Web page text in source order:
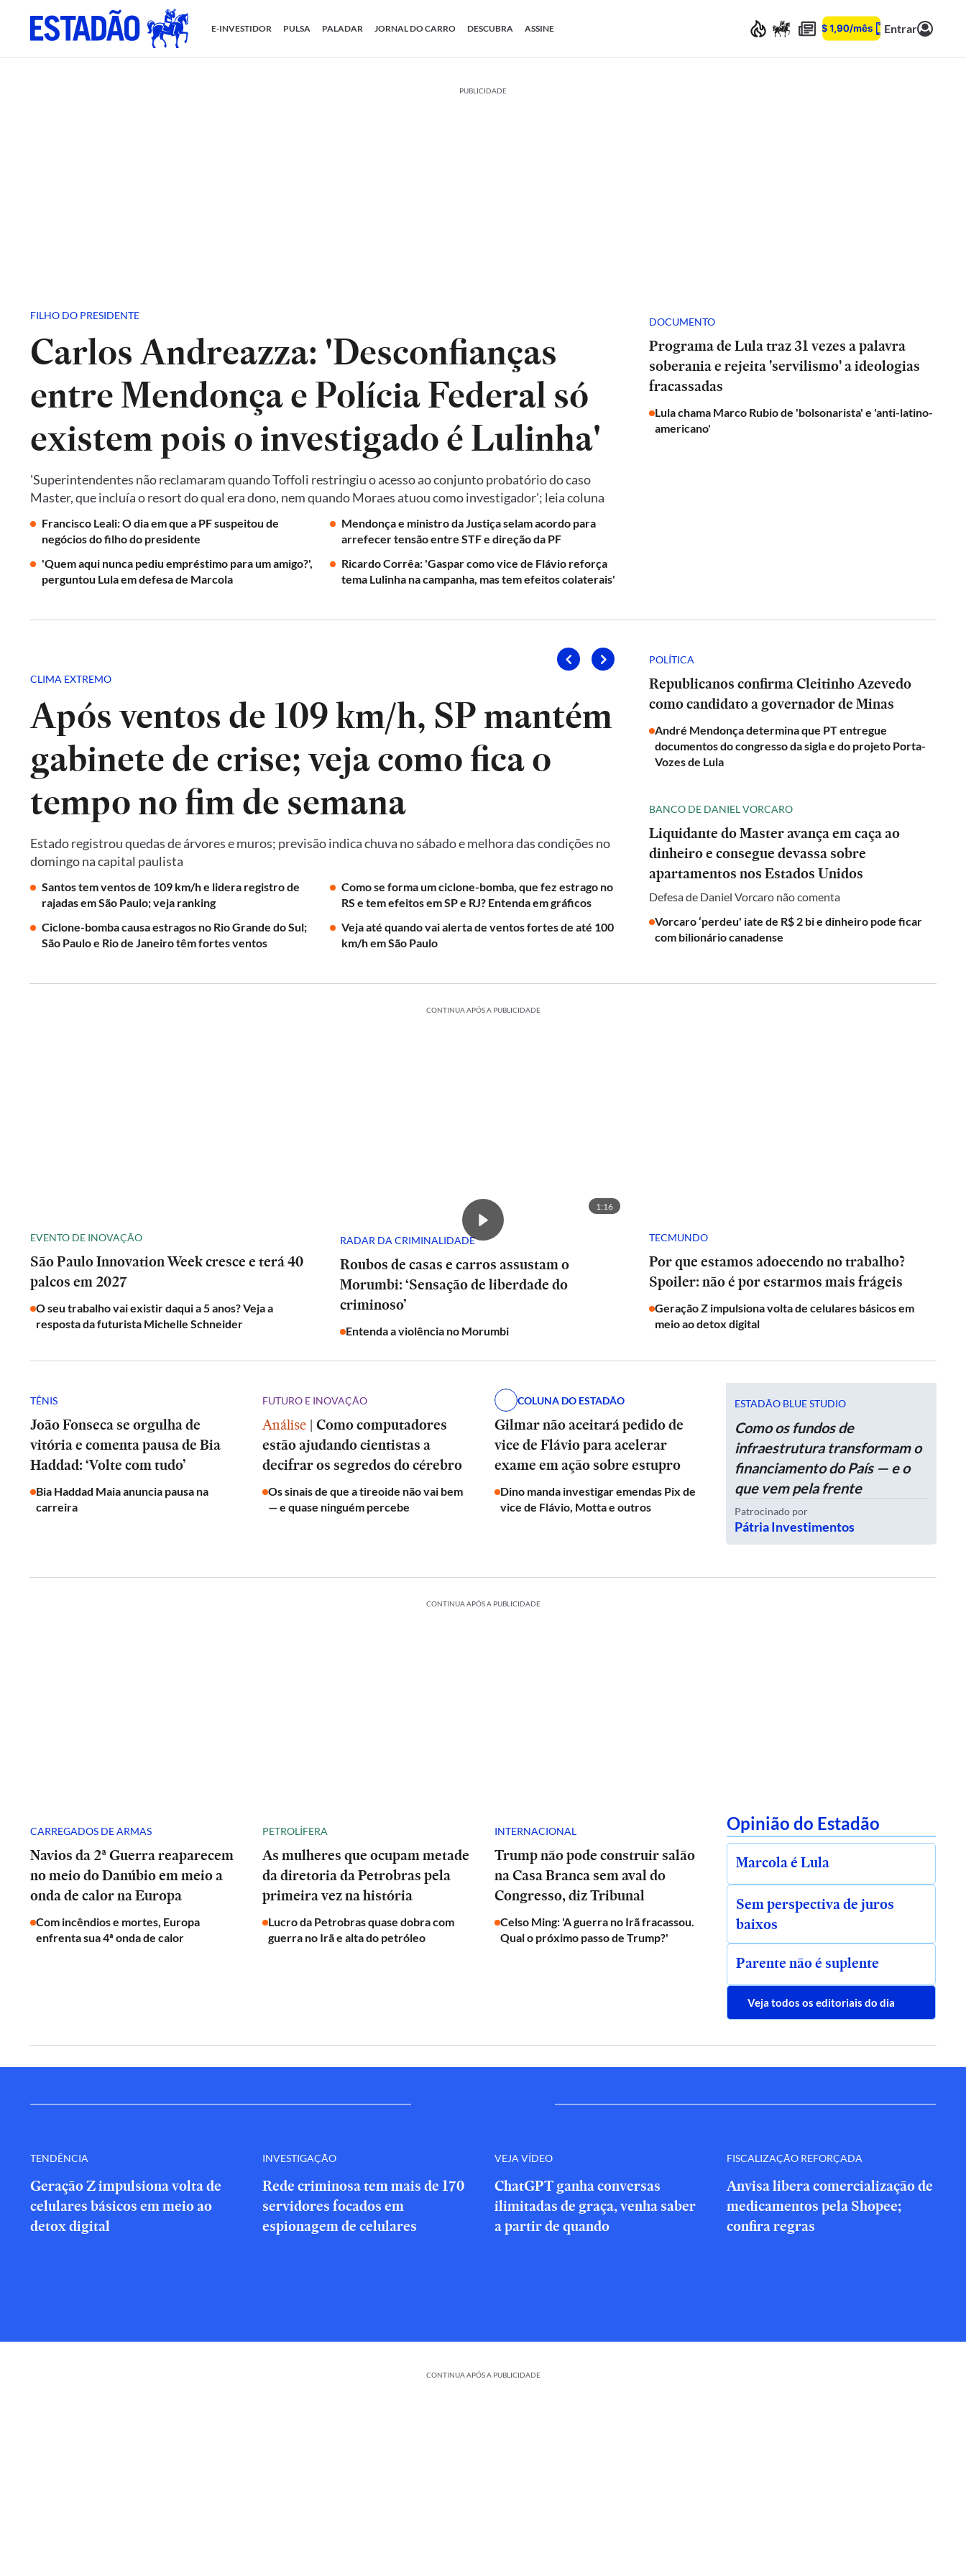
E-INVESTIDOR PULSA PALADAR JORNAL DO CARRO DESCUBRA ASSINE Entrar
PUBLICIDADE
FILHO DO PRESIDENTE
Carlos Andreazza: 'Desconfianças
entre Mendonça e Polícia Federal só
existem pois o investigado é Lulinha'
'Superintendentes não reclamaram quando Toffoli restringiu o acesso ao conjunto probatório do caso
Master, que incluía o resort do qual era dono, nem quando Moraes atuou como investigador'; leia coluna
Francisco Leali: O dia em que a PF suspeitou de
negócios do filho do presidente
Mendonça e ministro da Justiça selam acordo para
arrefecer tensão entre STF e direção da PF
'Quem aqui nunca pediu empréstimo para um amigo?',
perguntou Lula em defesa de Marcola
Ricardo Corrêa: 'Gaspar como vice de Flávio reforça
tema Lulinha na campanha, mas tem efeitos colaterais'
DOCUMENTO
Programa de Lula traz 31 vezes a palavra
soberania e rejeita 'servilismo' a ideologias
fracassadas
Lula chama Marco Rubio de 'bolsonarista' e 'anti-latino-
americano'
CLIMA EXTREMO
Após ventos de 109 km/h, SP mantém
gabinete de crise; veja como fica o
tempo no fim de semana
Estado registrou quedas de árvores e muros; previsão indica chuva no sábado e melhora das condições no
domingo na capital paulista
Santos tem ventos de 109 km/h e lidera registro de
rajadas em São Paulo; veja ranking
Como se forma um ciclone-bomba, que fez estrago no
RS e tem efeitos em SP e RJ? Entenda em gráficos
Ciclone-bomba causa estragos no Rio Grande do Sul;
São Paulo e Rio de Janeiro têm fortes ventos
Veja até quando vai alerta de ventos fortes de até 100
km/h em São Paulo
POLÍTICA
Republicanos confirma Cleitinho Azevedo
como candidato a governador de Minas
André Mendonça determina que PT entregue
documentos do congresso da sigla e do projeto Porta-
Vozes de Lula
BANCO DE DANIEL VORCARO
Liquidante do Master avança em caça ao
dinheiro e consegue devassa sobre
apartamentos nos Estados Unidos
Defesa de Daniel Vorcaro não comenta
Vorcaro ‘perdeu' iate de R$ 2 bi e dinheiro pode ficar
com bilionário canadense
CONTINUA APÓS A PUBLICIDADE
EVENTO DE INOVAÇÃO
São Paulo Innovation Week cresce e terá 40
palcos em 2027
O seu trabalho vai existir daqui a 5 anos? Veja a
resposta da futurista Michelle Schneider
1:16
RADAR DA CRIMINALIDADE
Roubos de casas e carros assustam o
Morumbi: ‘Sensação de liberdade do
criminoso’
Entenda a violência no Morumbi
TECMUNDO
Por que estamos adoecendo no trabalho?
Spoiler: não é por estarmos mais frágeis
Geração Z impulsiona volta de celulares básicos em
meio ao detox digital
TÊNIS
João Fonseca se orgulha de
vitória e comenta pausa de Bia
Haddad: ‘Volte com tudo’
Bia Haddad Maia anuncia pausa na
carreira
FUTURO E INOVAÇÃO
Análise | Como computadores
estão ajudando cientistas a
decifrar os segredos do cérebro
Os sinais de que a tireoide não vai bem
— e quase ninguém percebe
COLUNA DO ESTADÃO
Gilmar não aceitará pedido de
vice de Flávio para acelerar
exame em ação sobre estupro
Dino manda investigar emendas Pix de
vice de Flávio, Motta e outros
ESTADÃO BLUE STUDIO
Como os fundos de
infraestrutura transformam o
financiamento do País — e o
que vem pela frente
Patrocinado por
Pátria Investimentos
CONTINUA APÓS A PUBLICIDADE
CARREGADOS DE ARMAS
Navios da 2ª Guerra reaparecem
no meio do Danúbio em meio a
onda de calor na Europa
Com incêndios e mortes, Europa
enfrenta sua 4ª onda de calor
PETROLÍFERA
As mulheres que ocupam metade
da diretoria da Petrobras pela
primeira vez na história
Lucro da Petrobras quase dobra com
guerra no Irã e alta do petróleo
INTERNACIONAL
Trump não pode construir salão
na Casa Branca sem aval do
Congresso, diz Tribunal
Celso Ming: 'A guerra no Irã fracassou.
Qual o próximo passo de Trump?'
Opinião do Estadão
Marcola é Lula
Sem perspectiva de juros
baixos
Parente não é suplente
Veja todos os editoriais do dia
TENDÊNCIA
Geração Z impulsiona volta de
celulares básicos em meio ao
detox digital
INVESTIGAÇÃO
Rede criminosa tem mais de 170
servidores focados em
espionagem de celulares
VEJA VÍDEO
ChatGPT ganha conversas
ilimitadas de graça, venha saber
a partir de quando
FISCALIZAÇÃO REFORÇADA
Anvisa libera comercialização de
medicamentos pela Shopee;
confira regras
CONTINUA APÓS A PUBLICIDADE